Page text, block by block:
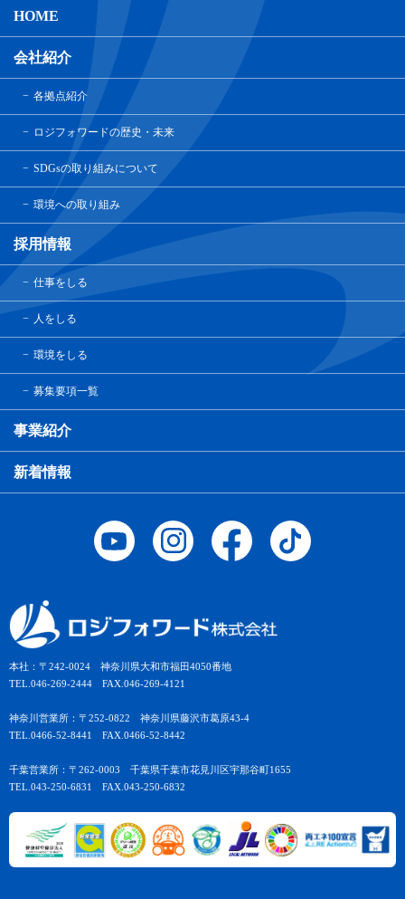
本社：〒242-0024 神奈川県大和市福田4050番地
TEL.046-269-2444 FAX.046-269-4121
神奈川営業所：〒252-0822 神奈川県藤沢市葛原43-4
TEL.0466-52-8441 FAX.0466-52-8442
千葉営業所：〒262-0003 千葉県千葉市花見川区宇那谷町1655
TEL.043-250-6831 FAX.043-250-6832
HOME
会社紹介
各拠点紹介
ロジフォワードの歴史・未来
SDGsの取り組みについて
環境への取り組み
採用情報
仕事をしる
人をしる
環境をしる
募集要項一覧
事業紹介
新着情報